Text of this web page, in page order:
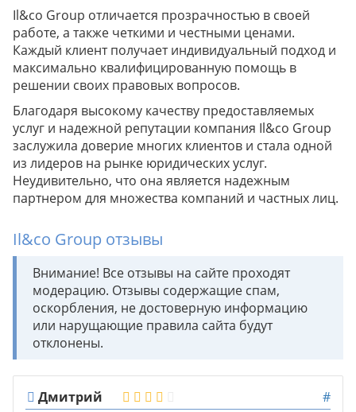
Il&co Group отличается прозрачностью в своей
работе, а также четкими и честными ценами.
Каждый клиент получает индивидуальный подход и
максимально квалифицированную помощь в
решении своих правовых вопросов.
Благодаря высокому качеству предоставляемых
услуг и надежной репутации компания Il&co Group
заслужила доверие многих клиентов и стала одной
из лидеров на рынке юридических услуг.
Неудивительно, что она является надежным
партнером для множества компаний и частных лиц.
Il&co Group отзывы
Внимание! Все отзывы на сайте проходят
модерацию. Отзывы содержащие спам,
оскорбления, не достоверную информацию
или нарущающие правила сайта будут
отклонены.
Дмитрий
#